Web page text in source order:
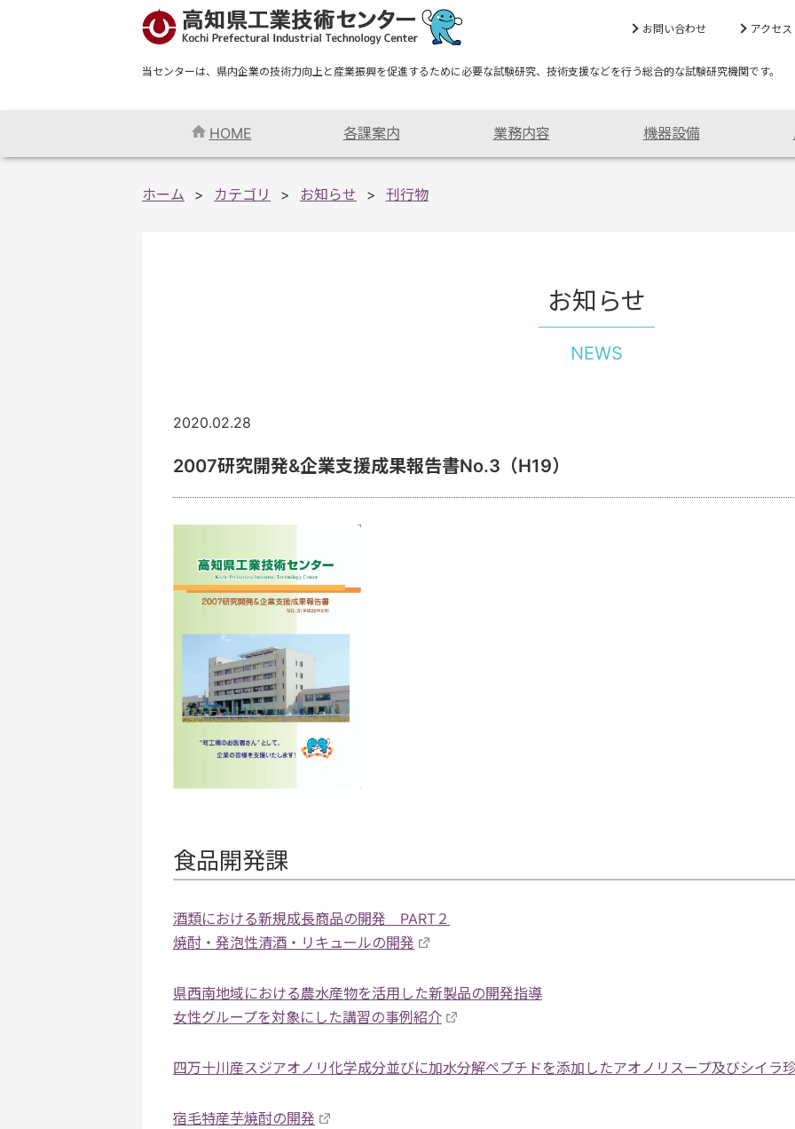
お問い合わせ アクセス
当センターは、県内企業の技術力向上と産業振興を促進するために必要な試験研究、技術支援などを行う総合的な試験研究機関です。
HOME 各課案内 業務内容 機器設備
ホーム カテゴリ お知らせ 刊行物
お知らせ
NEWS
2020.02.28
2007研究開発&企業支援成果報告書No.3（H19）
食品開発課
酒類における新規成長商品の開発 PART２
焼酎・発泡性清酒・リキュールの開発
県西南地域における農水産物を活用した新製品の開発指導
女性グループを対象にした講習の事例紹介
四万十川産スジアオノリ化学成分並びに加水分解ペプチドを添加したアオノリスープ及びシイラ
宿毛特産芋焼酎の開発